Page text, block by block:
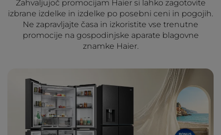
Zahvaljujoč promocijam Haier si lahko zagotovite
izbrane izdelke in izdelke po posebni ceni in pogojih.
Ne zapravljajte časa in izkoristite vse trenutne
promocije na gospodinjske aparate blagovne
znamke Haier.